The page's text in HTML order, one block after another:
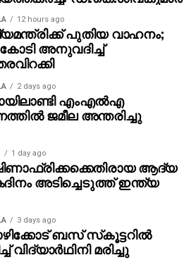
രേഖകളും, വ്യാജ ആര്‍ടിഒ
പ്രാഥമിക
ഈ കേസിന്റെ
പൃഥ്വിരാജ്, അമിത്
നടന്മാരുടെ വീടുകള്‍ ഉള്‍പ്പെടെ
കസ്റ്റംസ് കഴിഞ്ഞ
നടത്തിയിരുന്നു. വാഹന
പരിശോധന നടന്നു. വ്യാജ
ചെയ്ത വാഹനങ്ങളുമായി
സാമ്പത്തിക കള്ളപ്പണം
ഡയറക്ടറേറ്റിന്റെ
കേന്ദ്രീകരണം.
കേസില്‍ അന്വേഷണം
12 hours ago
പുതിയ വാഹനം;
കോടി അനുവദിച്ച്
2 days ago
എംഎല്‍എ
ജമീല അന്തരിച്ചു
1 day ago
ആദ്യ
അടിച്ചെടുത്ത് ഇന്ത്യ
3 days ago
ബസ് സ്‌കൂട്ടറില്‍
വിദ്യാര്‍ഥിനി മരിച്ചു